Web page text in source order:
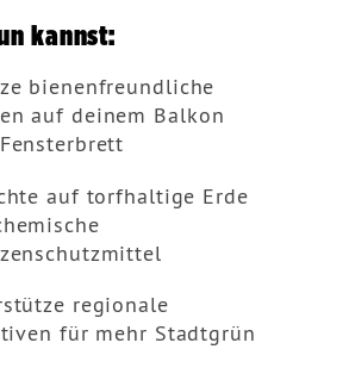
kannst:
bienenfreundliche
auf deinem Balkon
auf torfhaltige Erde
regionale
für mehr Stadtgrün